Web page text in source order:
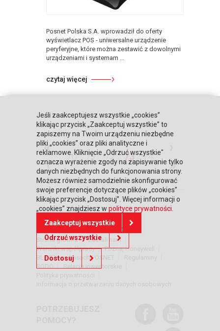
Posnet Polska S.A. wprowadził do oferty
wyświetlacz POS - uniwersalne urządzenie
peryferyjne, które można zestawić z dowolnymi
urządzeniami i systemam ...
czytaj więcej
«
‹
70 71 72 73 74
»
DOWIEDZ SIĘ WIĘCEJ
Strona główna
Zaufali nam
Warunki współpracy
Poznaj Honeywell
BLIKIEM na kasach POSNET
Relacje inwestorskie
Jeśli zaakceptujesz wszystkie „cookies”
klikając przycisk „Zaakceptuj wszystkie” to
zapiszemy na Twoim urządzeniu niezbędne
pliki „cookies” oraz pliki analityczne i
reklamowe. Kliknięcie „Odrzuć wszystkie"
oznacza wyrażenie zgody na zapisywanie tylko
danych niezbędnych do funkcjonowania strony.
Możesz również samodzielnie skonfigurować
swoje preferencje dotyczące plików „cookies”
klikając przycisk „Dostosuj”. Więcej informacji o
„cookies” znajdziesz w polityce prywatności
Zaakceptuj wszystkie
Odrzuć wszystkie
Dostosuj